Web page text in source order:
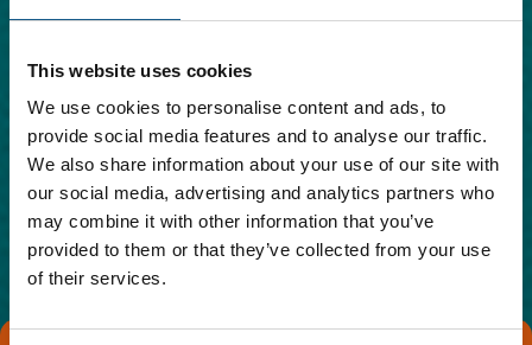
This website uses cookies
We use cookies to personalise content and ads, to
provide social media features and to analyse our traffic.
We also share information about your use of our site with
our social media, advertising and analytics partners who
may combine it with other information that you’ve
provided to them or that they’ve collected from your use
of their services.